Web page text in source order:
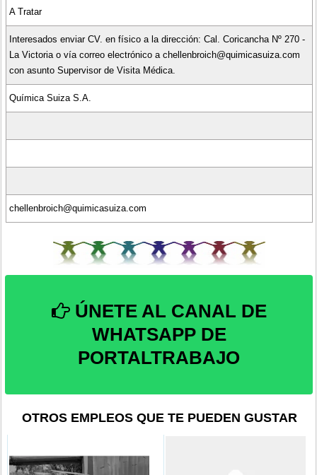
A Tratar
Interesados enviar CV. en físico a la dirección: Cal. Coricancha Nº 270 -
La Victoria o vía correo electrónico a chellenbroich@quimicasuiza.com
con asunto Supervisor de Visita Médica.
Química Suiza S.A.
chellenbroich@quimicasuiza.com
ÚNETE AL CANAL DE
WHATSAPP DE
PORTALTRABAJO
OTROS EMPLEOS QUE TE PUEDEN GUSTAR